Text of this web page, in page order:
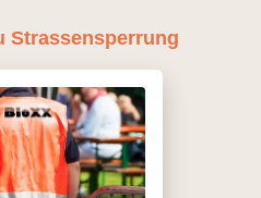
Strassensperrung